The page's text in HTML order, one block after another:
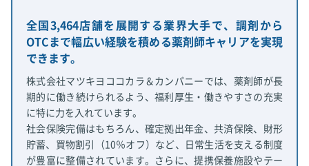
全国3,464店舗を展開する業界大手で、調剤から
OTCまで幅広い経験を積める薬剤師キャリアを実現
できます。
株式会社マツキヨココカラ＆カンパニーでは、薬剤師が長
期的に働き続けられるよう、福利厚生・働きやすさの充実
に特に力を入れています。
社会保険完備はもちろん、確定拠出年金、共済保険、財形
貯蓄、買物割引（10％オフ）など、日常生活を支える制度
が豊富に整備されています。さらに、提携保養施設やテー